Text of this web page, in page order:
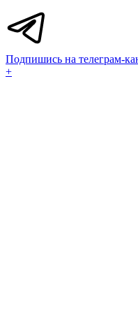
Подпишись на телеграм-
+